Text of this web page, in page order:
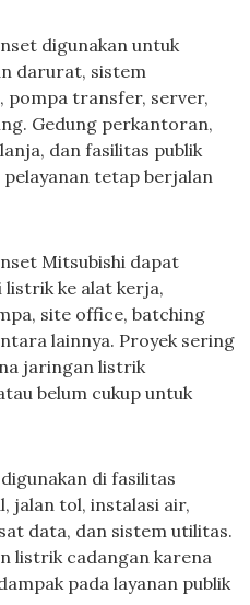
digunakan untuk
darurat, sistem
pompa transfer, server,
Gedung perkantoran,
dan fasilitas publik
tetap berjalan
Mitsubishi dapat
listrik ke alat kerja,
site office, batching
lainnya. Proyek sering
jaringan listrik
belum cukup untuk
di fasilitas
jalan tol, instalasi air,
data, dan sistem utilitas.
listrik cadangan karena
pada layanan publik